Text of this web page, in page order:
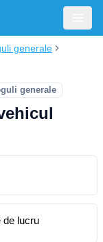
generale
generale
de lucru